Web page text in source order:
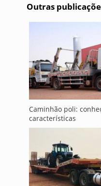
Outras
Caminhão poli:
características